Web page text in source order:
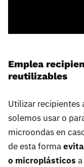
Emplea
reutilizables
Utilizar recipientes
solemos usar o
microondas en
de esta forma
o microplásticos